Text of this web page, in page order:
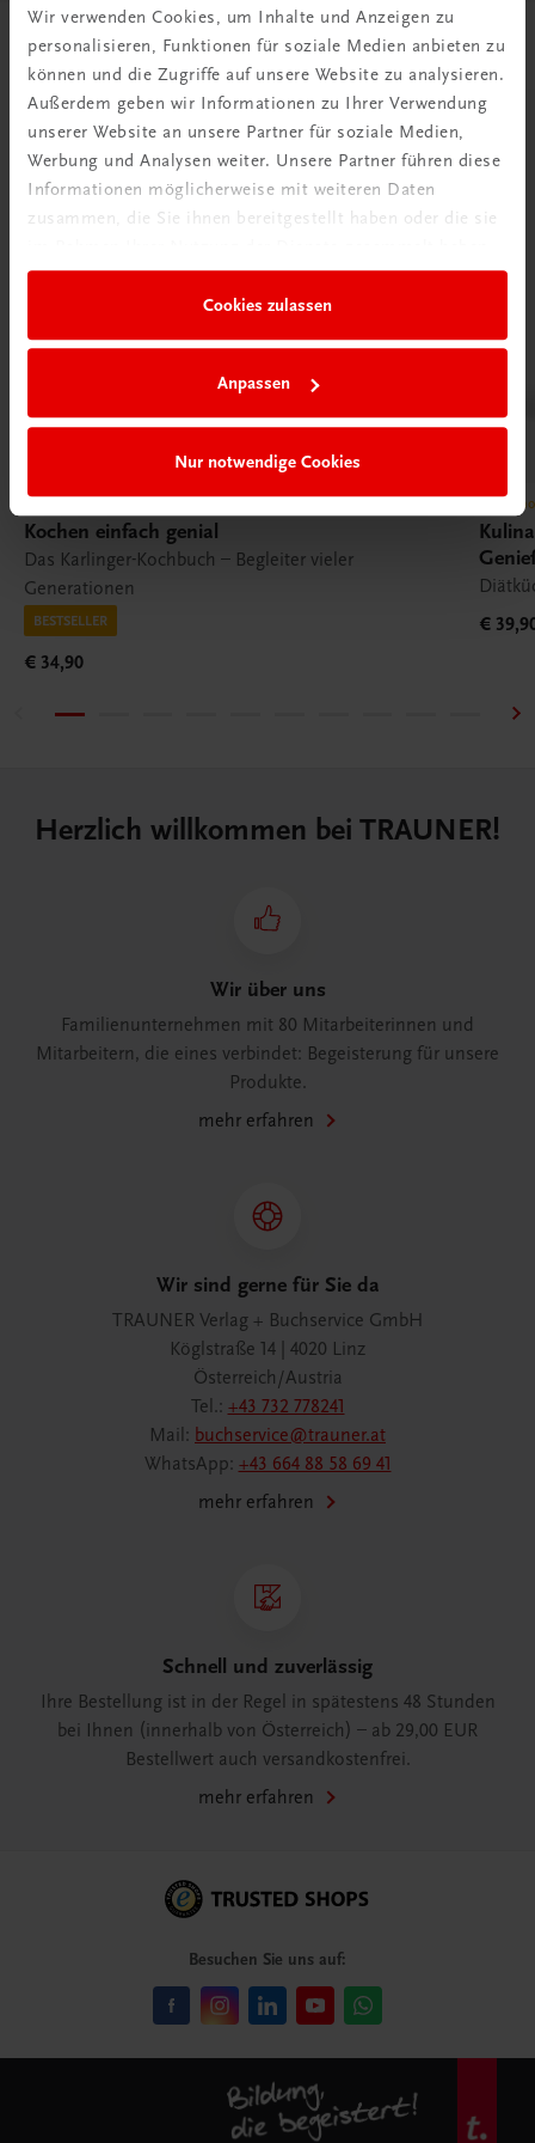
Wir verwenden Cookies, um Inhalte und Anzeigen zu
personalisieren, Funktionen für soziale Medien anbieten zu
können und die Zugriffe auf unsere Website zu analysieren.
Außerdem geben wir Informationen zu Ihrer Verwendung
unserer Website an unsere Partner für soziale Medien,
Werbung und Analysen weiter. Unsere Partner führen diese
Informationen möglicherweise mit weiteren Daten
zusammen, die Sie ihnen bereitgestellt haben oder die sie
Cookies zulassen
Anpassen
Nur notwendige Cookies
Passende Produkte
Kochen einfach genial
Das Karlinger-Kochbuch – Begleiter vieler
Generationen
BESTSELLER
€ 34,90
€
Herzlich willkommen bei TRAUNER!
Wir über uns
Familienunternehmen mit 80 Mitarbeiterinnen und
Mitarbeitern, die eines verbindet: Begeisterung für unsere
Produkte.
mehr erfahren
Wir sind gerne für Sie da
TRAUNER Verlag + Buchservice GmbH
Köglstraße 14 | 4020 Linz
Österreich/Austria
Tel.: +43 732 778241
Mail: buchservice@trauner.at
WhatsApp: +43 664 88 58 69 41
mehr erfahren
Schnell und zuverlässig
Ihre Bestellung ist in der Regel in spätestens 48 Stunden
bei Ihnen (innerhalb von Österreich) – ab 29,00 EUR
Bestellwert auch versandkostenfrei.
mehr erfahren
Besuchen Sie uns auf: